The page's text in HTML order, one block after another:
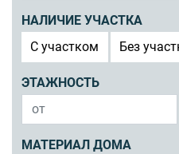
НАЛИЧИЕ УЧАСТКА
C участком
Без
ЭТАЖНОСТЬ
МАТЕРИАЛ ДОМА